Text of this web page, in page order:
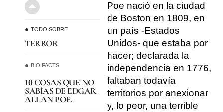
TODO SOBRE
TERROR
BIO FACTS
10 COSAS QUE NO
SABÍAS DE EDGAR
ALLAN POE.
Poe nació en la ciudad
de Boston en 1809, en
un país -Estados
Unidos- que estaba por
hacer; declarada la
independencia en 1776,
faltaban todavía
territorios por anexionar
y, lo peor, una terrible